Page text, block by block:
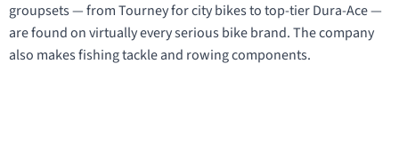
groupsets — from Tourney for city bikes to top-tier Dura-Ace —
are found on virtually every serious bike brand. The company
also makes fishing tackle and rowing components.